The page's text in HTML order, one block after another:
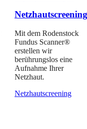
Netzhautscreening
Mit dem Rodenstock
Fundus Scanner®
erstellen wir
berührungslos eine
Aufnahme Ihrer
Netzhaut.
Netzhautscreening